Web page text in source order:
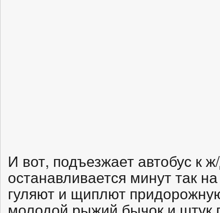
И вот, подъезжает автобус к
останавливается минут так
гуляют и щиплют